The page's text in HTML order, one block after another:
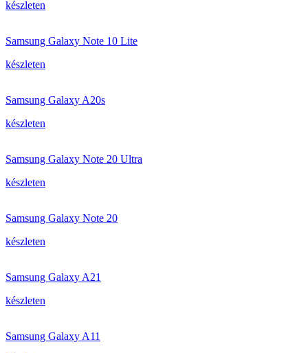
készleten
Samsung Galaxy Note 10 Lite
készleten
Samsung Galaxy A20s
készleten
Samsung Galaxy Note 20 Ultra
készleten
Samsung Galaxy Note 20
készleten
Samsung Galaxy A21
készleten
Samsung Galaxy A11